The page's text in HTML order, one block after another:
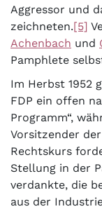
Aggressor und
zeichneten.[5]
Achenbach und
Pamphlete
Im Herbst 1952
FDP ein offen
Programm“,
Vorsitzender
Rechtskurs
Stellung in der
verdankte, die
aus der